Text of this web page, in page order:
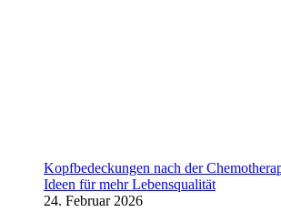
Kopfbedeckungen nach der
Ideen für mehr Lebensqualität
24. Februar 2026